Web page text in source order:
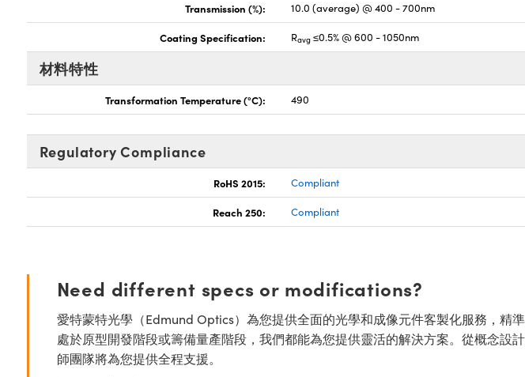
Transmission (%): 10.0 (average) @ 400 - 700nm
Coating Specification: Ravg ≤0.5% @ 600 - 1050nm
材料特性
Transformation Temperature (°C): 490
Regulatory Compliance
RoHS 2015: Compliant
Reach 250: Compliant
Need different specs or modifications?
愛特蒙特光學（Edmund Optics）為您提供全面的光學和成像元件客製化服務，精
處於原型開發階段或籌備量產階段，我們都能為您提供靈活的解決方案。從概念設
師團隊將為您提供全程支援。